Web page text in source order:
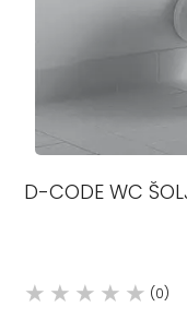
D-CODE WC
(0)